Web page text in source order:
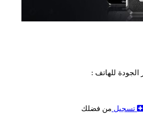
الجودة للهاتف :
تسجيل من فضلك